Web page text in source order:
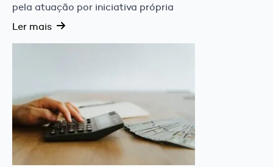
pela atuação por iniciativa própria
Ler mais